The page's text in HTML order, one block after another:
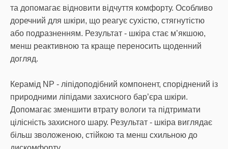
та допомагає відновити відчуття комфорту. Особливо
доречний для шкіри, що реагує сухістю, стягнутістю
або подразненням. Результат - шкіра стає м’якшою,
менш реактивною та краще переносить щоденний
догляд.
Керамід NP - ліпідоподібний компонент, споріднений із
природними ліпідами захисного бар’єра шкіри.
Допомагає зменшити втрату вологи та підтримати
цілісність захисного шару. Результат - шкіра виглядає
більш зволоженою, стійкою та менш схильною до